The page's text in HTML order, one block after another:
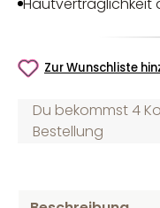
Zur Wunschliste
Du bekommst 4
Bestellung